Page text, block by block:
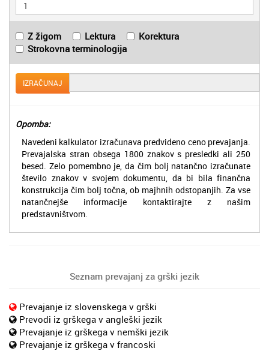
Z žigom Lektura
Korektura
Strokovna terminologija
IZRAČUNAJ
Opomba:
Navedeni kalkulator izračunava predvideno ceno prevajanja.
Prevajalska stran obsega 1800 znakov s presledki ali 250
besed. Zelo pomembno je, da čim bolj natančno izračunate
število znakov v svojem dokumentu, da bi bila finančna
konstrukcija čim bolj točna, ob majhnih odstopanjih. Za vse
natančnejše informacije kontaktirajte z našim
predstavništvom.
Seznam prevajanj za grški jezik
Prevajanje iz slovenskega v grški
Prevodi iz grškega v angleški jezik
Prevajanje iz grškega v nemški jezik
Prevajanje iz grškega v francoski